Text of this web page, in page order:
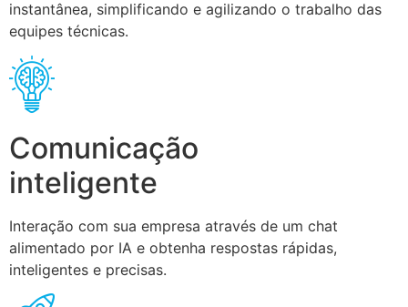
instantânea, simplificando e agilizando o trabalho das
equipes técnicas.
Comunicação
inteligente
Interação com sua empresa através de um chat
alimentado por IA e obtenha respostas rápidas,
inteligentes e precisas.